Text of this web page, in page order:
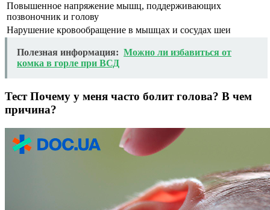
Повышенное напряжение мышц, поддерживающих
позвоночник и голову
Нарушение кровообращение в мышцах и сосудах шеи
Полезная информация: Можно ли избавиться от
комка в горле при ВСД
Тест Почему у меня часто болит голова? В чем
причина?